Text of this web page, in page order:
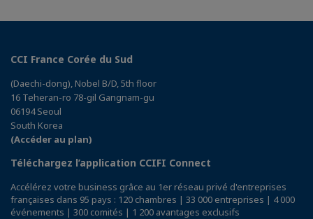
CCI France Corée du Sud
(Daechi-dong), Nobel B/D, 5th floor
16 Teheran-ro 78-gil Gangnam-gu
06194 Seoul
South Korea
(Accéder au plan)
Téléchargez l’application CCIFI Connect
Accélérez votre business grâce au 1er réseau privé d'entreprises
françaises dans 95 pays : 120 chambres | 33 000 entreprises | 4 000
événements | 300 comités | 1 200 avantages exclusifs